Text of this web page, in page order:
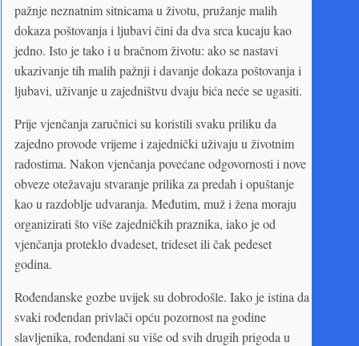
pažnje neznatnim sitnicama u životu, pružanje malih
dokaza poštovanja i ljubavi čini da dva srca kucaju kao
jedno. Isto je tako i u bračnom životu: ako se nastavi
ukazivanje tih malih pažnji i davanje dokaza poštovanja i
ljubavi, uživanje u zajedništvu dvaju bića neće se ugasiti.
Prije vjenčanja zaručnici su koristili svaku priliku da
zajedno provode vrijeme i zajednički uživaju u životnim
radostima. Nakon vjenčanja povećane odgovornosti i nove
obveze otežavaju stvaranje prilika za predah i opuštanje
kao u razdoblje udvaranja. Međutim, muž i žena moraju
organizirati što više zajedničkih praznika, iako je od
vjenčanja proteklo dvadeset, trideset ili čak pedeset
godina.
Rođendanske gozbe uvijek su dobrodošle. Iako je istina da
svaki rođendan privlači opću pozornost na godine
slavljenika, rođendani su više od svih drugih prigoda u